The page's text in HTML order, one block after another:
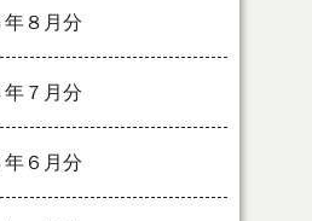
８月分
７月分
６月分